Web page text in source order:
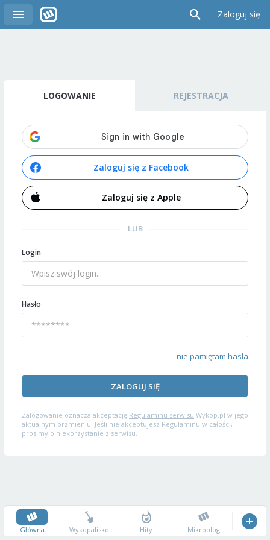
Zaloguj się
LOGOWANIE REJESTRACJA
Zaloguj się z Facebook
Zaloguj się z Apple
LUB
Login
Hasło
nie pamiętam hasła
ZALOGUJ SIĘ
Zalogowanie oznacza akceptację Regulaminu serwisu Wykop.pl w jego
aktualnym brzmieniu. Jeśli nie akceptujesz Regulaminu w całości,
prosimy o niekorzystanie z serwisu.
Główna Wykopalisko Hity Mikroblog